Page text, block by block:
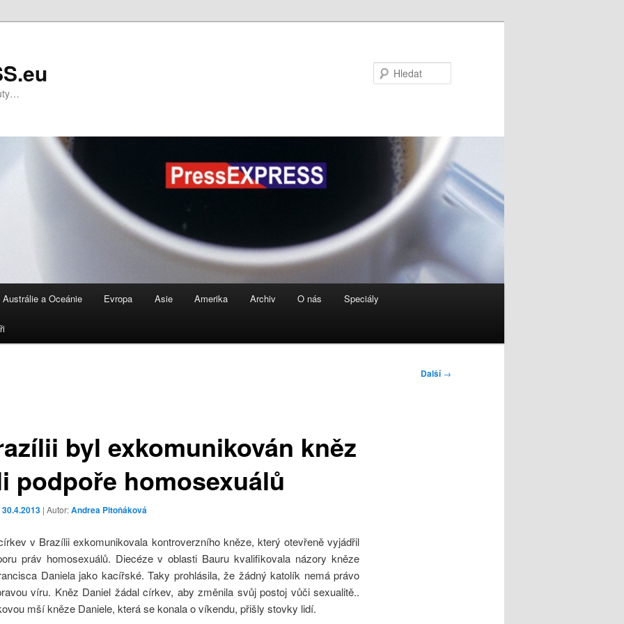
Austrálie a Oceánie Evropa Asie Amerika Archiv O nás Speciály
Další→
byl exkomunikován kněz
podpoře homosexuálů
30.4.2013 | Autor:Andrea Pitoňáková
v Brazílii exkomunikovala kontroverzního kněze, který otevřeně vyjádřil
práv homosexuálů. Diecéze v oblasti Bauru kvalifikovala názory kněze
Daniela jako kacířské. Taky prohlásila, že žádný katolík nemá právo
víru. Kněz Daniel žádal církev, aby změnila svůj postoj vůči sexualitě..
mší kněze Daniele, která se konala o víkendu, přišly stovky lidí.